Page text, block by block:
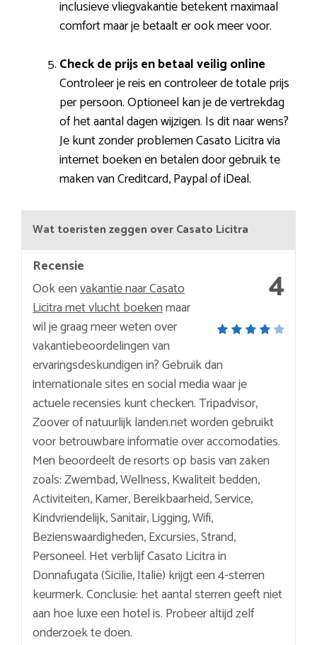
inclusieve vliegvakantie betekent maximaal
comfort maar je betaalt er ook meer voor.
Check de prijs en betaal veilig online
Controleer je reis en controleer de totale prijs
per persoon. Optioneel kan je de vertrekdag
of het aantal dagen wijzigen. Is dit naar wens?
Je kunt zonder problemen Casato Licitra via
internet boeken en betalen door gebruik te
maken van Creditcard, Paypal of iDeal.
Wat toeristen zeggen over Casato Licitra
4
Recensie
Ook eenvakantie naar Casato
Licitra met vlucht boekenmaar
wil je graag meer weten over
vakantiebeoordelingen van
ervaringsdeskundigen in? Gebruik dan
internationale sites en social media waar je
actuele recensies kunt checken. Tripadvisor,
Zoover of natuurlijk landen.net worden gebruikt
voor betrouwbare informatie over accomodaties.
Men beoordeelt de resorts op basis van zaken
zoals: Zwembad, Wellness, Kwaliteit bedden,
Activiteiten, Kamer, Bereikbaarheid, Service,
Kindvriendelijk, Sanitair, Ligging, Wifi,
Bezienswaardigheden, Excursies, Strand,
Personeel. Het verblijf Casato Licitra in
Donnafugata (Sicilie, Italië) krijgt een 4-sterren
keurmerk. Conclusie: het aantal sterren geeft niet
aan hoe luxe een hotel is. Probeer altijd zelf
onderzoek te doen.